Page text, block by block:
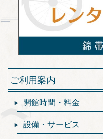
ご利用案内
開館時間・料金
設備・サービス